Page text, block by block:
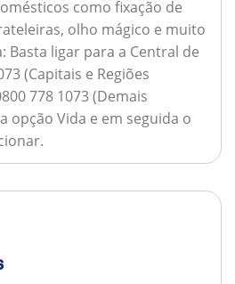
como fixação de
olho mágico e muito
Basta ligar para a Central de
(Capitais e Regiões
778 1073 (Demais
opção Vida e em seguida o